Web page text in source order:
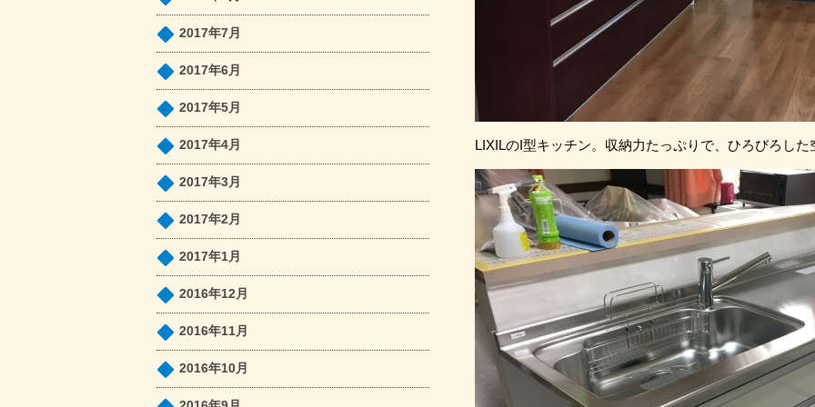
LIXILのI型キッチン。収納力たっぷりで、ひろびろした
2017年7月
2017年6月
2017年5月
2017年4月
2017年3月
2017年2月
2017年1月
2016年12月
2016年11月
2016年10月